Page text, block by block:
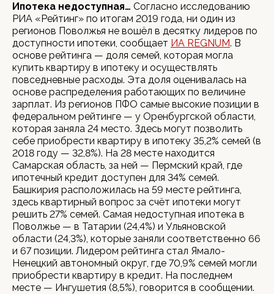
Ипотека недоступная… Согласно исследованию
РИА «Рейтинг» по итогам 2019 года, ни один из
регионов Поволжья не вошёл в десятку лидеров по
доступности ипотеки, сообщает ИА REGNUM. В
основе рейтинга — доля семей, которая могла
купить квартиру в ипотеку и осуществлять
повседневные расходы. Эта доля оценивалась на
основе распределения работающих по величине
зарплат. Из регионов ПФО самые высокие позиции в
федеральном рейтинге — у Оренбургской области,
которая заняла 24 место. Здесь могут позволить
себе приобрести квартиру в ипотеку 35,2% семей (в
2018 году — 32,8%). На 28 месте находится
Самарская область, за ней — Пермский край, где
ипотечный кредит доступен для 34% семей.
Башкирия расположилась на 59 месте рейтинга,
здесь квартирный вопрос за счёт ипотеки могут
решить 27% семей. Самая недоступная ипотека в
Поволжье — в Татарии (24,4%) и Ульяновской
области (24,3%), которые заняли соответственно 66
и 67 позиции. Лидером рейтинга стал Ямало-
Ненецкий автономный округ, где 70,9% семей могли
приобрести квартиру в кредит. На последнем
месте — Ингушетия (8,5%), говорится в сообщении.